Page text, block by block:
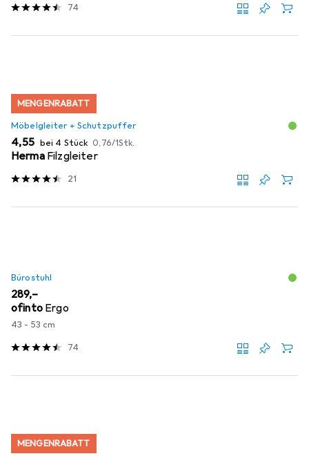
74
MENGENRABATT
Möbelgleiter + Schutzpuffer
EUR
4,55 bei 4 Stück EUR
0,76/1Stk.
Herma Filzgleiter
21
Bürostuhl
EUR
289,–
ofinto Ergo
43 - 53 cm
74
MENGENRABATT